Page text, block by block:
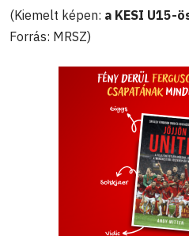
(Kiemelt képen: a KESI U15-
Forrás: MRSZ)